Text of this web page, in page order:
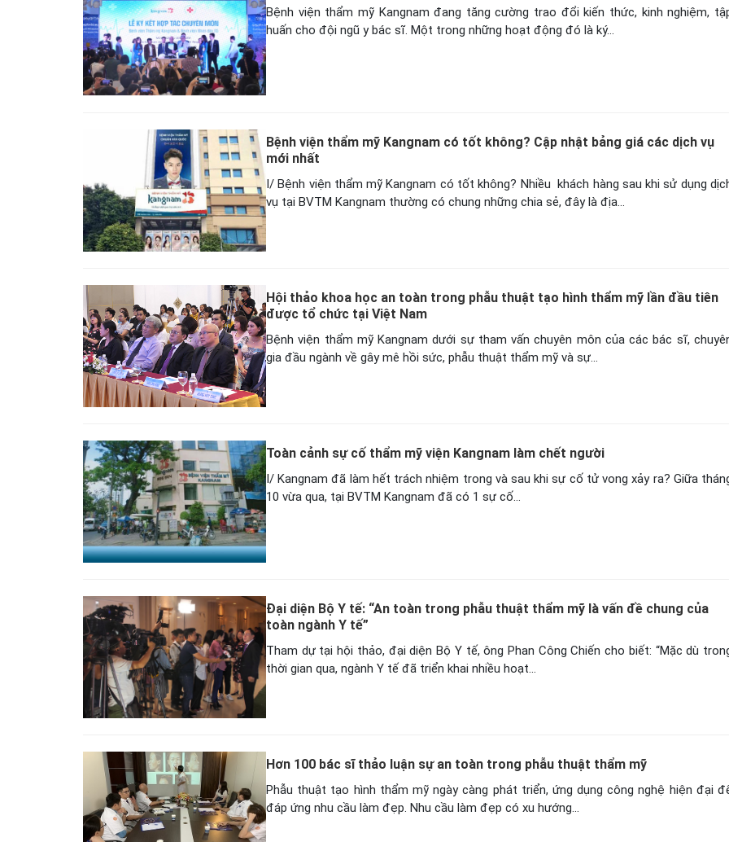
Bệnh viện thẩm mỹ Kangnam đang tăng cường trao đổi kiến thức, kinh nghiệm,
huấn cho đội ngũ y bác sĩ. Một trong những hoạt động đó là ký…
Bệnh viện thẩm mỹ Kangnam có tốt không? Cập nhật bảng giá các dịch vụ
mới nhất
I/ Bệnh viện thẩm mỹ Kangnam có tốt không? Nhiều khách hàng sau khi sử dụng
vụ tại BVTM Kangnam thường có chung những chia sẻ, đây là địa…
Hội thảo khoa học an toàn trong phẫu thuật tạo hình thẩm mỹ lần đầu tiên
được tổ chức tại Việt Nam
Bệnh viện thẩm mỹ Kangnam dưới sự tham vấn chuyên môn của các bác sĩ,
gia đầu ngành về gây mê hồi sức, phẫu thuật thẩm mỹ và sự…
Toàn cảnh sự cố thẩm mỹ viện Kangnam làm chết người
I/ Kangnam đã làm hết trách nhiệm trong và sau khi sự cố tử vong xảy ra? Giữa
10 vừa qua, tại BVTM Kangnam đã có 1 sự cố…
Đại diện Bộ Y tế: “An toàn trong phẫu thuật thẩm mỹ là vấn đề chung của
toàn ngành Y tế”
Tham dự tại hội thảo, đại diện Bộ Y tế, ông Phan Công Chiến cho biết: “Mặc dù
thời gian qua, ngành Y tế đã triển khai nhiều hoạt…
Hơn 100 bác sĩ thảo luận sự an toàn trong phẫu thuật thẩm mỹ
Phẫu thuật tạo hình thẩm mỹ ngày càng phát triển, ứng dụng công nghệ hiện đại
đáp ứng nhu cầu làm đẹp. Nhu cầu làm đẹp có xu hướng…